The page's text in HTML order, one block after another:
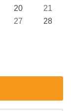
20
21
27
28